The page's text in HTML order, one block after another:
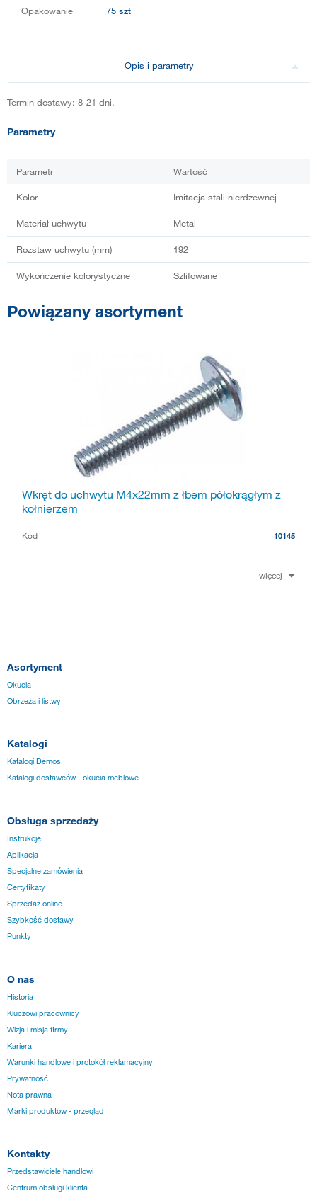
Opakowanie
75 szt
Opis i parametry
Termin dostawy: 8-21 dni.
Parametry
Parametr Wartość
Kolor Imitacja stali nierdzewnej
Materiał uchwytu Metal
Rozstaw uchwytu (mm) 192
Wykończenie kolorystyczne Szlifowane
Powiązany asortyment
Wkręt do uchwytu M4x22mm z łbem półokrągłym z
kołnierzem
Kod 10145
więcej
Asortyment
Okucia
Obrzeża i listwy
Katalogi
Katalogi Demos
Katalogi dostawców - okucia meblowe
Obsługa sprzedaży
Instrukcje
Aplikacja
Specjalne zamówienia
Certyfikaty
Sprzedaż online
Szybkość dostawy
Punkty
O nas
Historia
Kluczowi pracownicy
Wizja i misja firmy
Kariera
Warunki handlowe i protokół reklamacyjny
Prywatność
Nota prawna
Marki produktów - przegląd
Kontakty
Przedstawiciele handlowi
Centrum obsługi klienta